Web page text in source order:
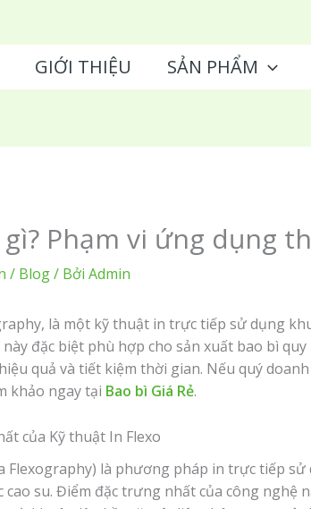
GIỚI THIỆU SẢN PHẨM
gì? Phạm vi ứng dụng
/ Blog/ Bởi Admin
là một kỹ thuật in trực tiếp sử dụng
đặc biệt phù hợp cho sản xuất bao bì
quả và tiết kiệm thời gian. Nếu quý
khảo ngay tại Bao bì Giá Rẻ.
của Kỹ thuật In Flexo
Flexography) là phương pháp in trực tiếp
su. Điểm đặc trưng nhất của công nghệ